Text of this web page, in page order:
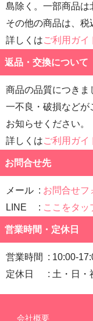
島除く。一部商品は
その他の商品は、
詳しくはご利用ガイ
返品・交換について
商品の品質につきま
一不良・破損などが
お知らせください。
詳しくはご利用ガイ
お問合せ先
メール
お問合せフ
LINE
ここをタッ
営業時間・定休日
営業時間
10:00-
定休日
土・日・
会社概要